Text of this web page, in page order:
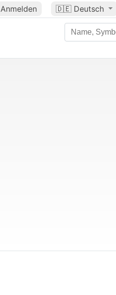
Anmelden 🇩🇪 Deutsch